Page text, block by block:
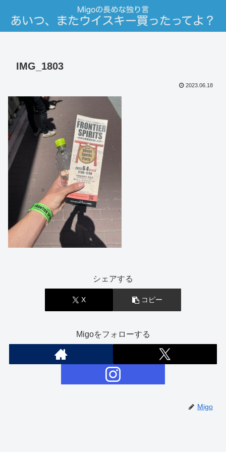
IMG_1803
2023.06.18
シェアする
X コピー
Migoをフォローする
Migo